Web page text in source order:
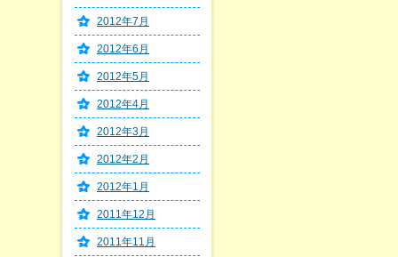
2012年7月
2012年6月
2012年5月
2012年4月
2012年3月
2012年2月
2012年1月
2011年12月
2011年11月